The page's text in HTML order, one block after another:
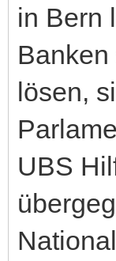
in Bern
lösen,
UBS